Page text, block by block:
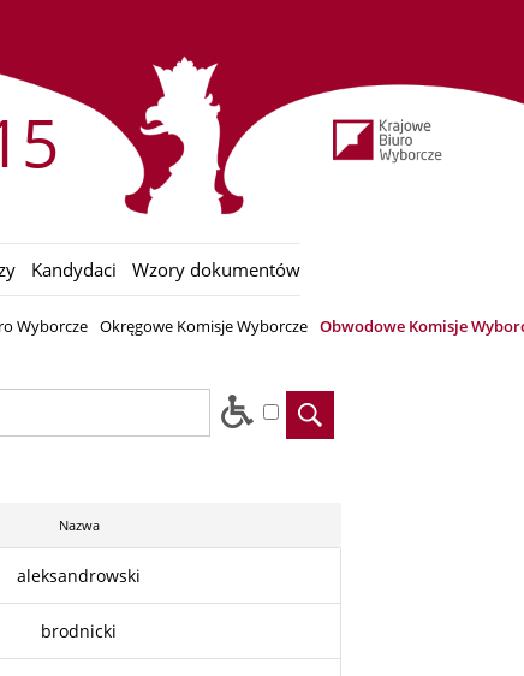
Wyborcze Okręgowe Komisje Wyborcze Obwodowe Komisje
Kandydaci Wzory dokumentów
Nazwa
aleksandrowski
brodnicki